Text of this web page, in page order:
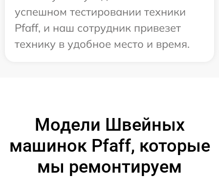
успешном тестировании техники
Pfaff, и наш сотрудник привезет
технику в удобное место и время.
Модели Швейных
машинок Pfaff, которые
мы ремонтируем